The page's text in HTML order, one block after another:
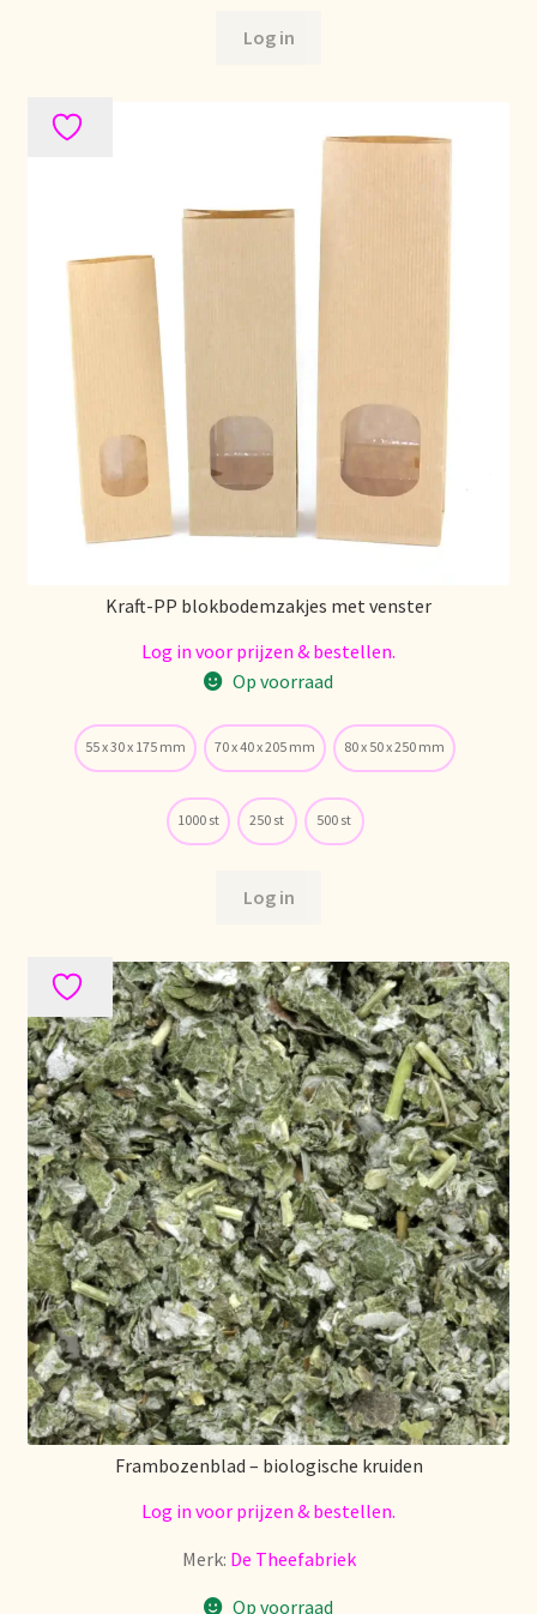
Log in
Kraft-PP blokbodemzakjes met venster
Log in voor prijzen & bestellen.
Op voorraad
55 x 30 x 175 mm 70 x 40 x 205 mm 80 x 50 x 250 mm
1000 st 250 st 500 st
Log in
Frambozenblad – biologische kruiden
Log in voor prijzen & bestellen.
Merk: De Theefabriek
Op voorraad